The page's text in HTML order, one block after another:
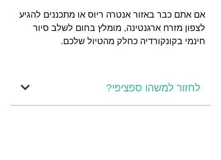
אם אתם כבר באזור אנטרה ריוס או מתכננים להגיע
לצפון מזרח ארגנטינה, מומלץ בחום לשלב סיור
חינמי בקונקורדיה כחלק מהטיול שלכם.
לחזור למשהו ספציפי?